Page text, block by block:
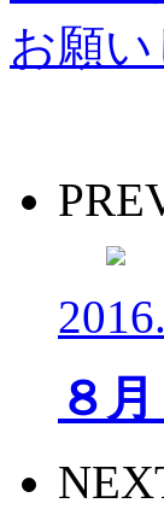
お願い
８